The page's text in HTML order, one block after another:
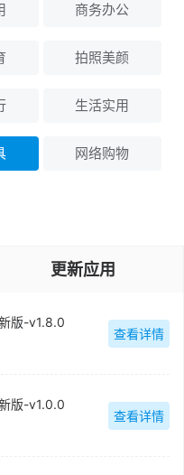
商务办公
拍照美颜
生活实用
网络购物
更新应用
版-v1.8.0
查看详情
版-v1.0.0
查看详情